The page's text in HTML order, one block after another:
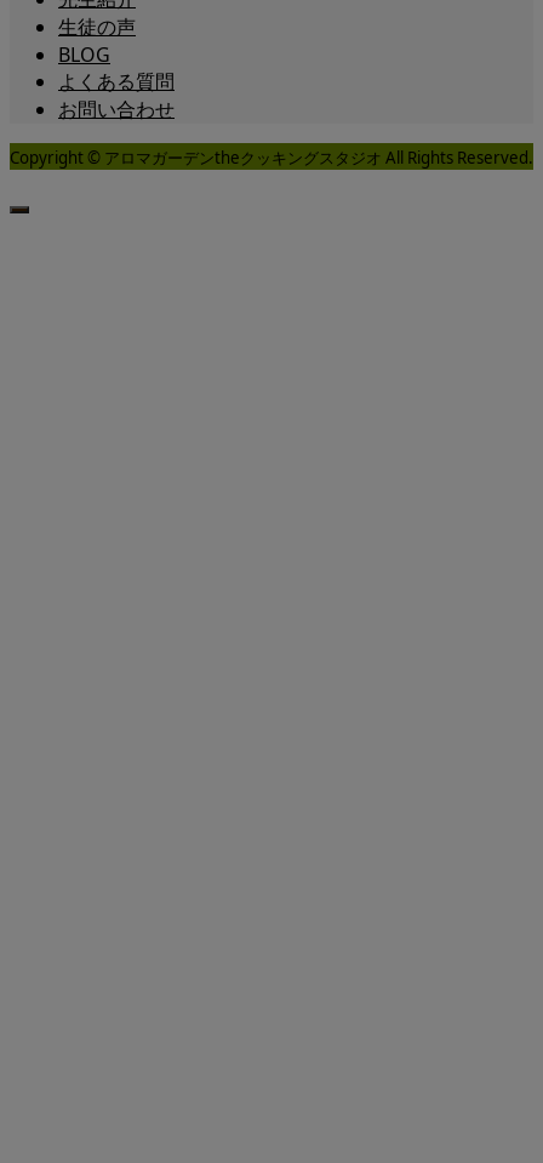
生徒の声
BLOG
よくある質問
お問い合わせ
Copyright © アロマガーデンtheクッキングスタジオ All Rights Reserved.